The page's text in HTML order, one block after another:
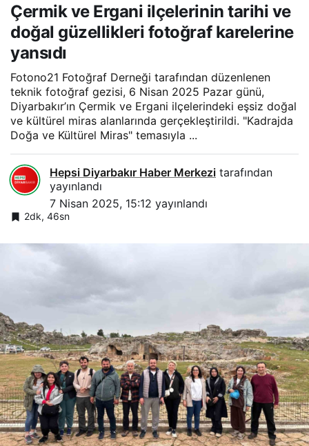
Çermik ve Ergani ilçelerinin tarihi ve
doğal güzellikleri fotoğraf karelerine
yansıdı
Fotono21 Fotoğraf Derneği tarafından düzenlenen
teknik fotoğraf gezisi, 6 Nisan 2025 Pazar günü,
Diyarbakır’ın Çermik ve Ergani ilçelerindeki eşsiz doğal
ve kültürel miras alanlarında gerçekleştirildi. "Kadrajda
Doğa ve Kültürel Miras" temasıyla ...
Hepsi Diyarbakır Haber Merkezi tarafından
yayınlandı
7 Nisan 2025, 15:12 yayınlandı
2dk, 46sn